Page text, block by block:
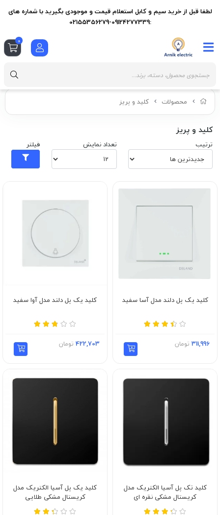
محصولات کلید و پریز
کلید و پریز
ترتیب تعداد نمایش فیلتر
کلید یک پل دلند مدل آسا سفید
311,996 تومان
کلید یک پل دلند مدل آوا سفید
422,703 تومان
کلید تک پل آسیا الکتریک مدل
کریستال مشکی نقره ای
کلید یک پل آسیا الکتریک مدل
کریستال مشکی طلایی
لطفا قبل از خرید سیم و کابل استعلام قیمت و موجودی بگیرید با شماره های
:09124277339-02155356279
0